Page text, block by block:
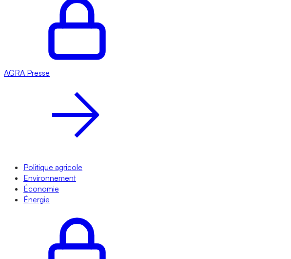
AGRA Presse
Politique agricole
Environnement
Économie
Énergie